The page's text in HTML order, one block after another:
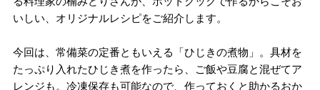
いしい、オリジナルレシピをご紹介します。
今回は、常備菜の定番ともいえる「ひじきの煮物」。具材を
たっぷり入れたひじき煮を作ったら、ご飯や豆腐と混ぜてア
レンジも。冷凍保存も可能なので、作っておくと助かるおか